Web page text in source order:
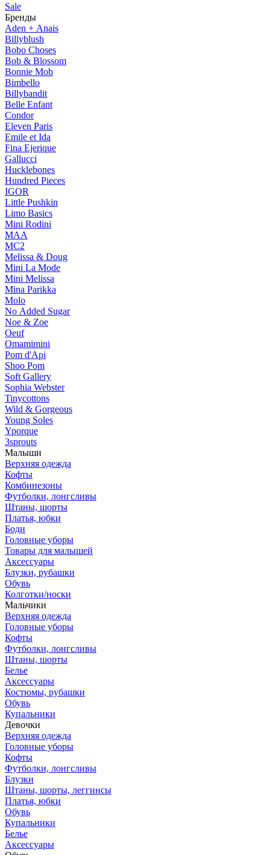
Sale
Бренды
Aden + Anais
Billyblush
Bobo Choses
Bob & Blossom
Bonnie Mob
Bimbello
Billybandit
Belle Enfant
Condor
Eleven Paris
Emile et Ida
Fina Ejerique
Gallucci
Hucklebones
Hundred Pieces
IGOR
Little Pushkin
Limo Basics
Mini Rodini
MAA
MC2
Melissa & Doug
Mini La Mode
Mini Melissa
Mina Parikka
Molo
No Added Sugar
Noe & Zoe
Oeuf
Omamimini
Pom d'Api
Shoo Pom
Soft Gallery
Sophia Webster
Tinycottons
Wild & Gorgeous
Young Soles
Yporque
3sprouts
Малыши
Верхняя одежда
Кофты
Комбинезоны
Футболки, лонгсливы
Штаны, шорты
Платья, юбки
Боди
Головные уборы
Товары для малышей
Аксессуары
Блузки, рубашки
Обувь
Колготки/носки
Мальчики
Верхняя одежда
Головные уборы
Кофты
Футболки, лонгсливы
Штаны, шорты
Белье
Аксессуары
Костюмы, рубашки
Обувь
Купальники
Девочки
Верхняя одежда
Головные уборы
Кофты
Футболки, лонгсливы
Блузки
Штаны, шорты, леггинсы
Платья, юбки
Обувь
Купальники
Белье
Аксессуары